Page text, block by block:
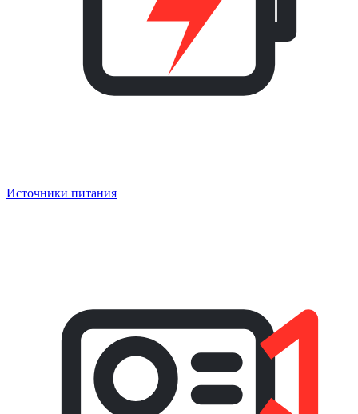
Источники питания